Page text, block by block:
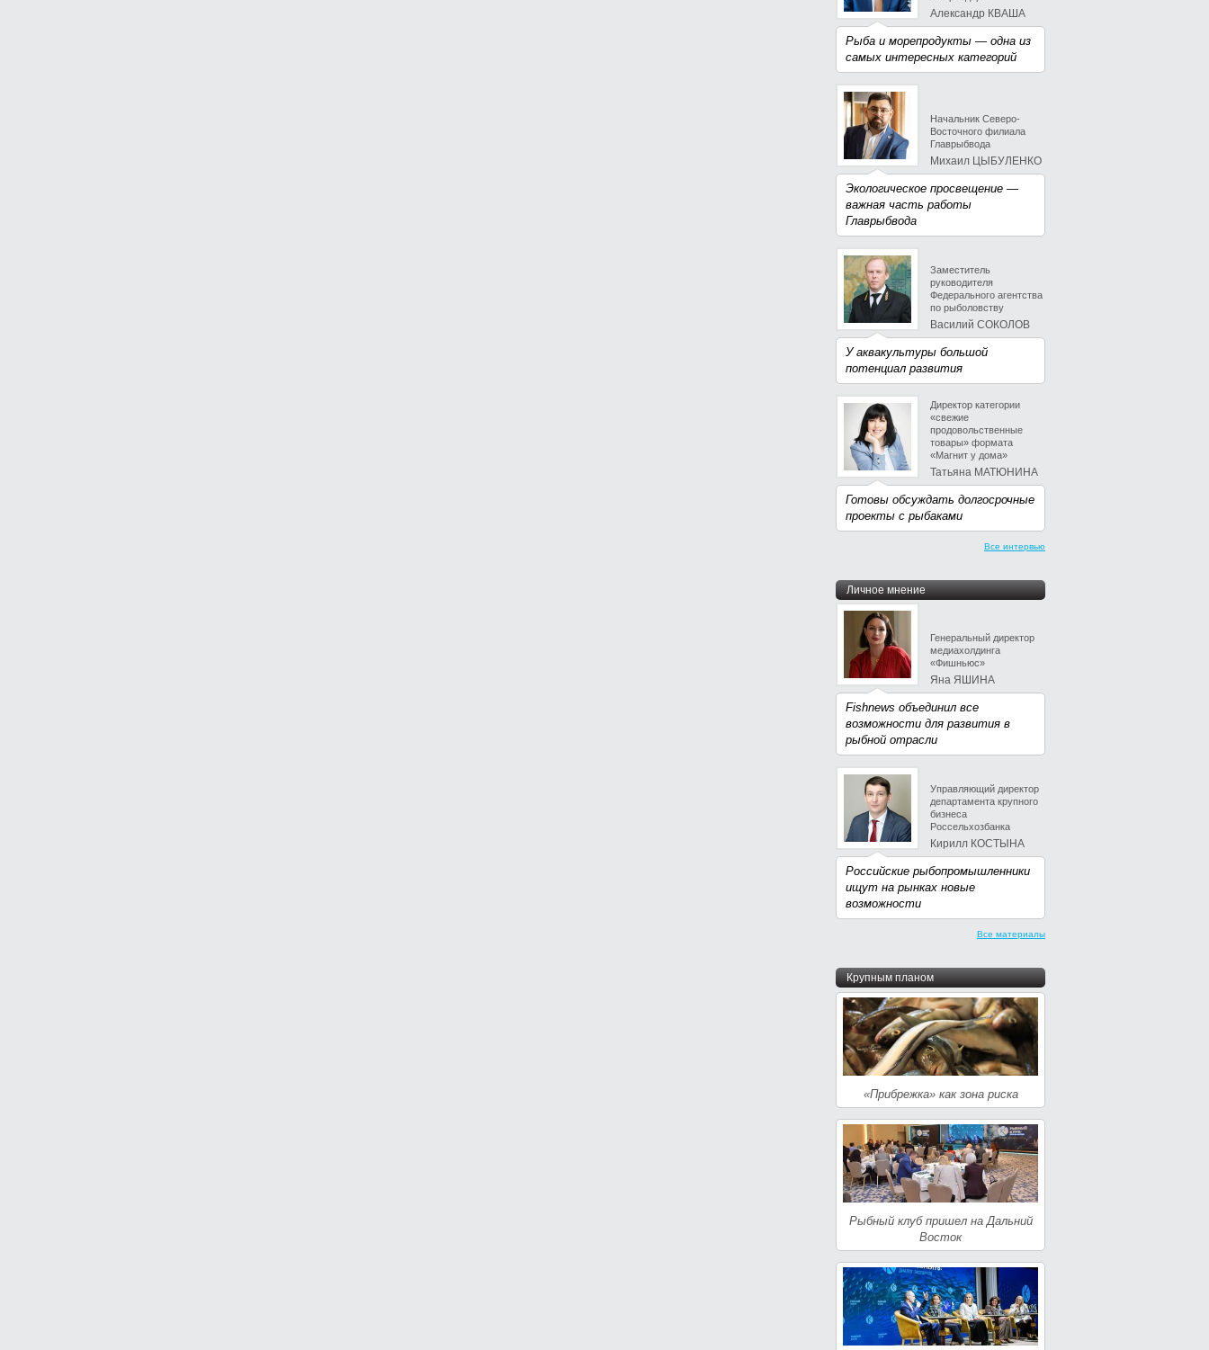
Александр КВАША
Рыба и морепродукты — одна из
самых интересных категорий
Начальник Северо-
Восточного филиала
Главрыбвода
Михаил ЦЫБУЛЕНКО
Экологическое просвещение —
важная часть работы
Главрыбвода
Заместитель
руководителя
Федерального агентства
по рыболовству
Василий СОКОЛОВ
У аквакультуры большой
потенциал развития
Директор категории
«свежие
продовольственные
товары» формата
«Магнит у дома»
Татьяна МАТЮНИНА
Готовы обсуждать долгосрочные
проекты с рыбаками
Все интервью
Личное мнение
Генеральный директор
медиахолдинга
«Фишньюс»
Яна ЯШИНА
Fishnews объединил все
возможности для развития в
рыбной отрасли
Управляющий директор
департамента крупного
бизнеса
Россельхозбанка
Кирилл КОСТЫНА
Российские рыбопромышленники
ищут на рынках новые
возможности
Все материалы
Крупным планом
«Прибрежка» как зона риска
Рыбный клуб пришел на Дальний
Восток